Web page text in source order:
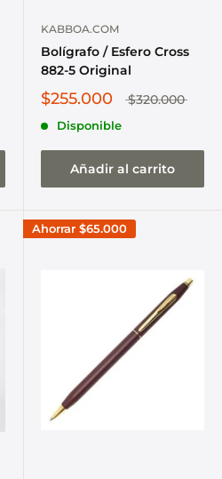
KABBOA.COM
Bolígrafo / Esfero Cross
882-5 Original
$255.000 $320.000
Disponible
Añadir al carrito
Ahorrar $65.000